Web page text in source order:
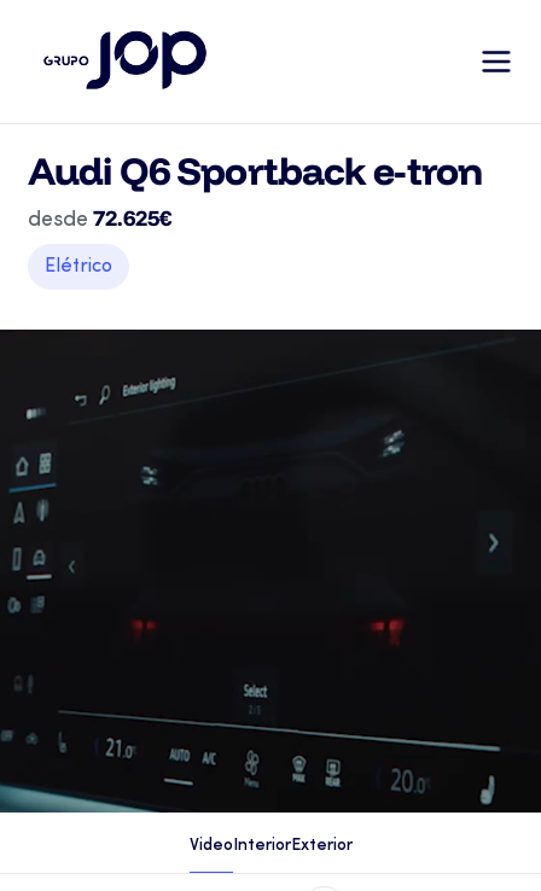
Audi Q6 Sportback e-tron
desde 72.625€
Elétrico
Video InteriorExterior